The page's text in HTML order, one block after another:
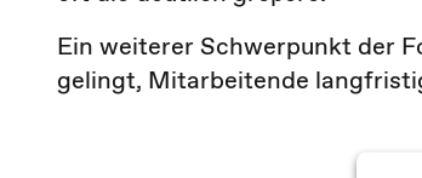
Ein weiterer Schwerpunkt der
gelingt, Mitarbeitende